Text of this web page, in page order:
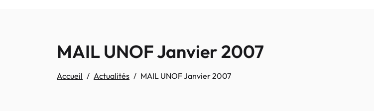
MAIL UNOF Janvier 2007
Accueil Actualités MAIL UNOF Janvier 2007